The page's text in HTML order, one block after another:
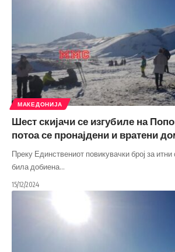
МАКЕДОНИЈА
Шест скијачи се изгубиле на
потоа се пронајдени и вратени
Преку Единствениот повикувачки број за
била добиена…
15/12/2024